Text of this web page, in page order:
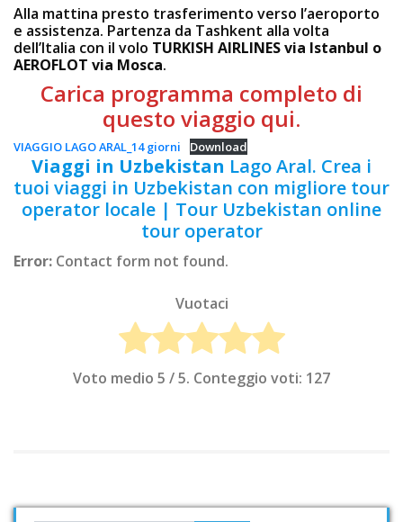
Alla mattina presto trasferimento verso l’aeroporto
e assistenza. Partenza da Tashkent alla volta
dell’Italia con il volo TURKISH AIRLINES via Istanbul o
AEROFLOT via Mosca.
Carica programma completo di
questo viaggio qui.
VIAGGIO LAGO ARAL_14 giorni Download
Viaggi in Uzbekistan Lago Aral. Crea i
tuoi viaggi in Uzbekistan con migliore tour
operator locale | Tour Uzbekistan online
tour operator
Error: Contact form not found.
Vuotaci
Voto medio 5 / 5. Conteggio voti: 127